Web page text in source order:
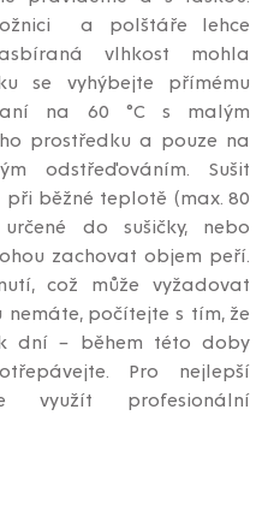
a polštáře lehce
vlhkost mohla
se vyhýbejte přímému
na 60 °C s malým
prostředku a pouze na
odstřeďováním. Sušit
při běžné teplotě (max. 80
do sušičky, nebo
zachovat objem peří.
což může vyžadovat
nemáte, počítejte s tím, že
dní – během této doby
Pro nejlepší
využít profesionální